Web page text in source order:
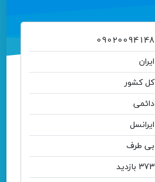
09020094148
ایران
کل کشور
دائمی
ایرانسل
بی طرف
373 بازدید